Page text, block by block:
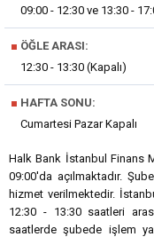
09:00 - 12:30 ve 13:30 -
■ ÖĞLE ARASI:
12:30 - 13:30 (Kapalı)
■ HAFTA SONU:
Cumartesi Pazar Kapalı
Halk Bank İstanbul Finans
09:00'da açılmaktadır.
hizmet verilmektedir.
12:30 - 13:30 saatleri
saatlerde şubede işlem